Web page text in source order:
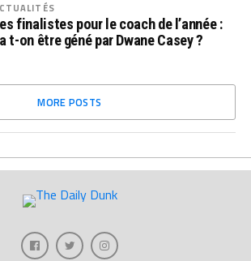
finalistes pour le coach de l’année :
t-on être géné par Dwane Casey ?
MORE POSTS